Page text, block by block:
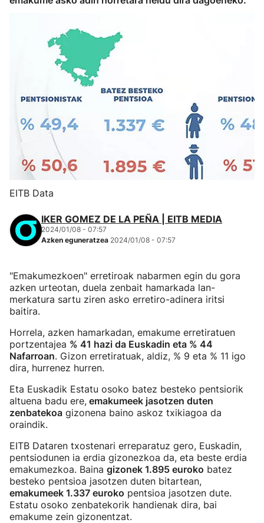
EITB Data
IKER GOMEZ DE LA PEÑA | EITB MEDIA
2024/01/08 - 07:57
Azken eguneratzea 2024/01/08 - 07:57
"Emakumezkoen" erretiroak nabarmen egin du gora
azken urteotan, duela zenbait hamarkada lan-
merkatura sartu ziren asko erretiro-adinera iritsi
baitira.
Horrela, azken hamarkadan, emakume erretiratuen
portzentajea % 41 hazi da Euskadin eta % 44
Nafarroan. Gizon erretiratuak, aldiz, % 9 eta % 11 igo
dira, hurrenez hurren.
Eta Euskadik Estatu osoko batez besteko pentsiorik
altuena badu ere, emakumeek jasotzen duten
zenbatekoa gizonena baino askoz txikiagoa da
oraindik.
EITB Dataren txostenari erreparatuz gero, Euskadin,
pentsiodunen ia erdia gizonezkoa da, eta beste erdia
emakumezkoa. Baina gizonek 1.895 euroko batez
besteko pentsioa jasotzen duten bitartean,
emakumeek 1.337 euroko pentsioa jasotzen dute.
Estatu osoko zenbatekorik handienak dira, bai
emakume zein gizonentzat.